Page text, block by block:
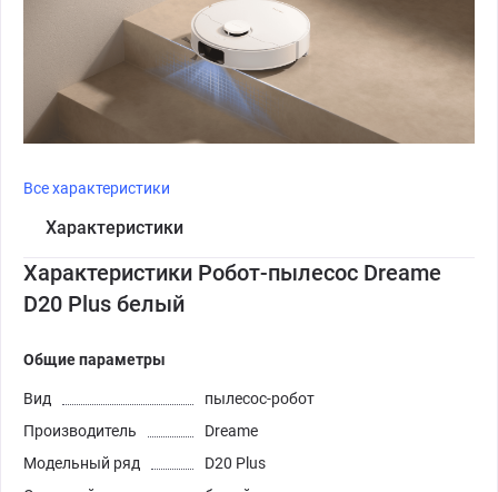
Все характеристики
Характеристики
Характеристики Робот-пылесос Dreame
D20 Plus белый
Общие параметры
Вид
пылесос-робот
Производитель
Dreame
Модельный ряд
D20 Plus